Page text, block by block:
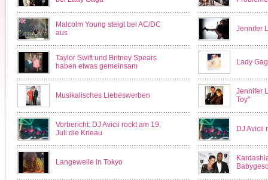
Malcolm Young steigt bei AC/DC
aus
Jennifer
Taylor Swift und Britney Spears
haben etwas gemeinsam
Lady
Musikalisches Liebeswerben
Jennifer
Toy"
Vorbericht: DJ Avicii rockt am 19.
Juli die Krieau
DJ Avicii
Langeweile in Tokyo